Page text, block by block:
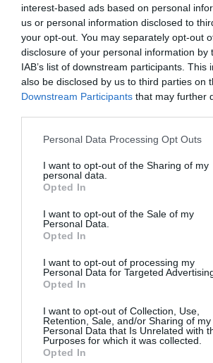
interest-based ads based on personal
us or personal information disclosed to
your opt-out. You may separately opt-out
disclosure of your personal information by
IAB’s list of downstream participants. This
also be disclosed by us to third parties on
Downstream Participants that may further
Personal Data Processing Opt Outs
I want to opt-out of the Sharing of my
personal data.
Opted In
I want to opt-out of the Sale of my
Personal Data.
Opted In
I want to opt-out of processing my
Personal Data for Targeted
Opted In
I want to opt-out of Collection, Use,
Retention, Sale, and/or Sharing of my
Personal Data that Is Unrelated with
Purposes for which it was collected.
Opted In
in una comunità protetta,lo
lavori da badante. E la condanna
quelli che un tempo erano i suoi
scorso, il consiglio dei ministri
conferirle la “cittadinanza
speciali”.
della signora Butt” spiega
nota. “Ha messo
principi di integrazionee di
nostro Paese. Peraltro a seguito
della madre, rimasta uccisa nel
difenderla, avrebbe oggi
“Nosheen Amhad Buttha scelto
nostri costumi, ha scelto di